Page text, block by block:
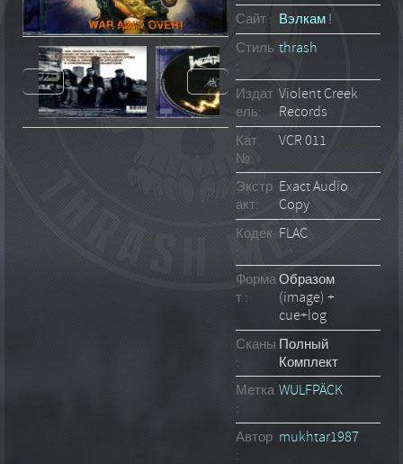
Сайт : Вэлкам !
Стиль
:
thrash
Издат
ель:
Violent Creek
Records
Кат.
№:
VCR 011
Экстр
акт:
Exact Audio
Copy
Кодек
:
FLAC
Форма
т :
Образом
(image) +
cue+log
Сканы
:
Полный
Комплект
Метка
:
WULFPÄCK
Автор
:
mukhtar1987